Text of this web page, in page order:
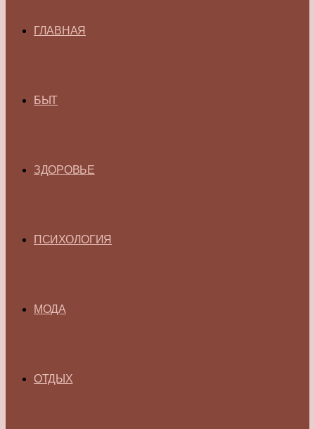
ГЛАВНАЯ
БЫТ
ЗДОРОВЬЕ
ПСИХОЛОГИЯ
МОДА
ОТДЫХ